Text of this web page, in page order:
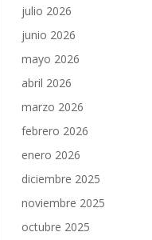
julio 2026
junio 2026
mayo 2026
abril 2026
marzo 2026
febrero 2026
enero 2026
diciembre 2025
noviembre 2025
octubre 2025